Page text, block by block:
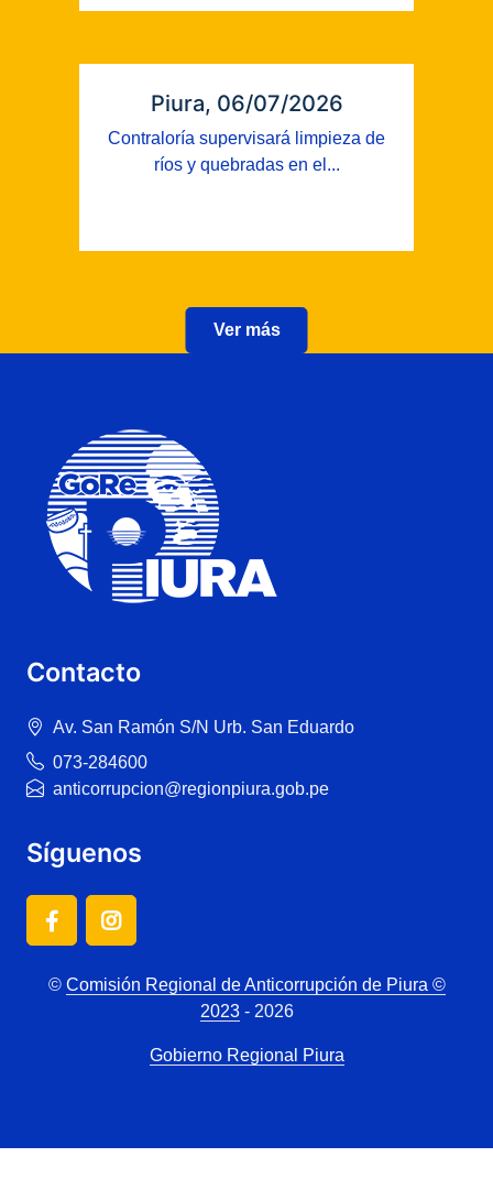
Piura, 06/07/2026
Contraloría supervisará limpieza de
ríos y quebradas en el...
Ver más
Contacto
Av. San Ramón S/N Urb. San Eduardo
073-284600
anticorrupcion@regionpiura.gob.pe
Síguenos
© Comisión Regional de Anticorrupción de Piura ©
2023- 2026
Gobierno Regional Piura